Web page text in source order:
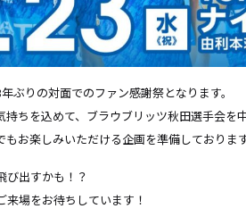
ぶりの対面でのファン感謝祭となります。
ちを込めて、ブラウブリッツ秋田選手会
お楽しみいただける企画を準備しております
び出すかも！？
場をお待ちしています！